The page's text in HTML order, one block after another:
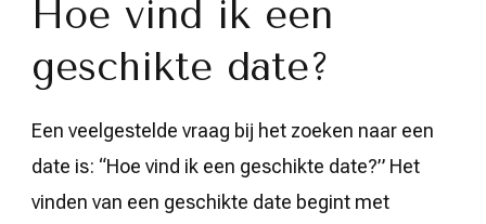
Hoe vind ik een
geschikte date?
Een veelgestelde vraag bij het zoeken naar een
date is: “Hoe vind ik een geschikte date?” Het
vinden van een geschikte date begint met